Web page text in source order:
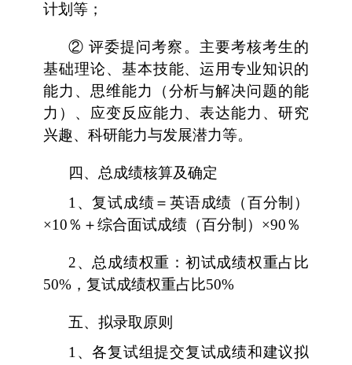
计划等；
② 评委提问考察。主要考核考生的
基础理论、基本技能、运用专业知识的
能力、思维能力（分析与解决问题的能
力）、应变反应能力、表达能力、研究
兴趣、科研能力与发展潜力等。
四、总成绩核算及确定
1、复试成绩＝英语成绩（百分制）
×10％＋综合面试成绩（百分制）×90％
2、总成绩权重：初试成绩权重占比
50%，复试成绩权重占比50%
五、拟录取原则
1、各复试组提交复试成绩和建议拟